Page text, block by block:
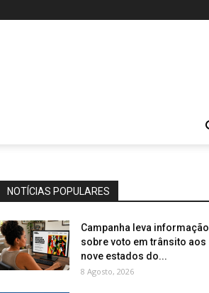
NOTÍCIAS POPULARES
Campanha leva informação
sobre voto em trânsito aos
nove estados do...
8 Agosto, 2026